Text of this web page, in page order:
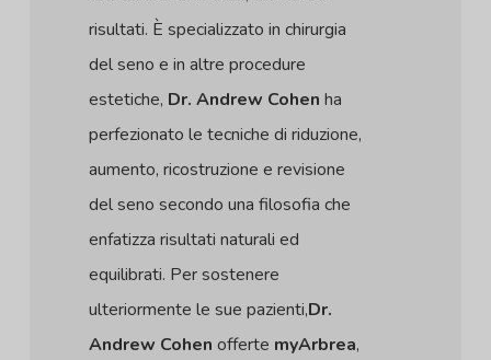
risultati. È specializzato in chirurgia
del seno e in altre procedure
estetiche, Dr. Andrew Cohen ha
perfezionato le tecniche di riduzione,
aumento, ricostruzione e revisione
del seno secondo una filosofia che
enfatizza risultati naturali ed
equilibrati. Per sostenere
ulteriormente le sue pazienti,Dr.
Andrew Cohen offerte myArbrea,